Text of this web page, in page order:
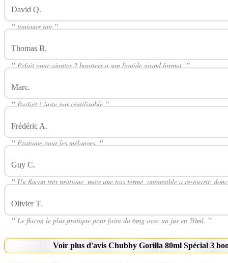
David Q.
"toujours top"
Thomas B.
"Prfait pour ajouter 2 boosters a son liquide grand format."
Marc.
"Parfait ! juste pas réutilisable"
Frédéric A.
"Pratique pour les mélanges."
Guy C.
"Un flacon très pratique, mais une fois fermé, impossible a re-ouvrir,
Olivier T.
" Le flacon le plus pratique pour faire du 6mg avec un jus en 50ml. "
Voir plus d'avis Chubby Gorilla 80ml Spécial 3